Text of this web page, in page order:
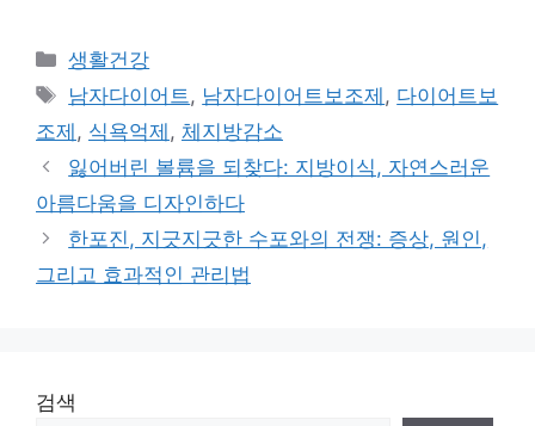
Categories
생활건강
Tags
남자다이어트 , 남자다이어트보조제 , 다이어트보
조제 , 식욕억제 , 체지방감소
잃어버린 볼륨을 되찾다: 지방이식, 자연스러운
아름다움을 디자인하다
한포진, 지긋지긋한 수포와의 전쟁: 증상, 원인,
그리고 효과적인 관리법
검색